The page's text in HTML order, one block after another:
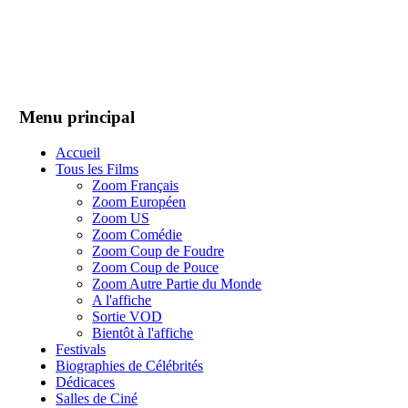
Menu principal
Accueil
Tous les Films
Zoom Français
Zoom Européen
Zoom US
Zoom Comédie
Zoom Coup de Foudre
Zoom Coup de Pouce
Zoom Autre Partie du Monde
A l'affiche
Sortie VOD
Bientôt à l'affiche
Festivals
Biographies de Célébrités
Dédicaces
Salles de Ciné